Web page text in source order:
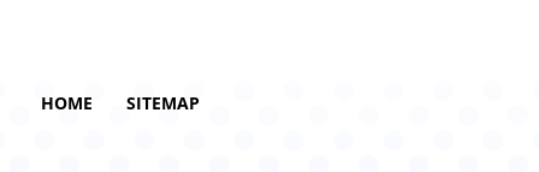
HOME SITEMAP